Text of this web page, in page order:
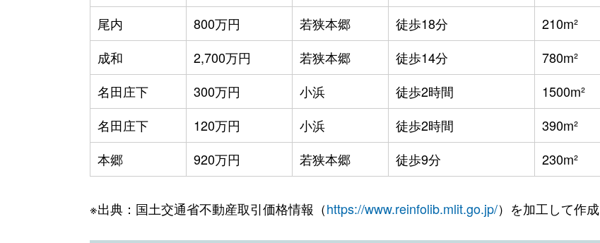
尾内
800万円 若狭本郷 徒歩18分 210m²
成和
2,700万円 若狭本郷 徒歩14分 780m²
名田庄下
300万円 小浜 徒歩2時間 1500m²
名田庄下
120万円 小浜 徒歩2時間 390m²
本郷
920万円 若狭本郷 徒歩9分 230m²
※出典：国土交通省不動産取引価格情報（https://www.reinfolib.mlit.go.jp/）を加工して作成